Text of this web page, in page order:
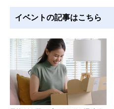
イベントの記事はこちら